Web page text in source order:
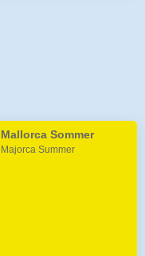
Mallorca Sommer
Majorca Summer